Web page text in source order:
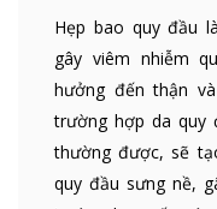
Hẹp bao quy đầu
gây viêm nhiễm
hưởng đến thận
trường hợp da quy
thường được, sẽ
quy đầu sưng nề,